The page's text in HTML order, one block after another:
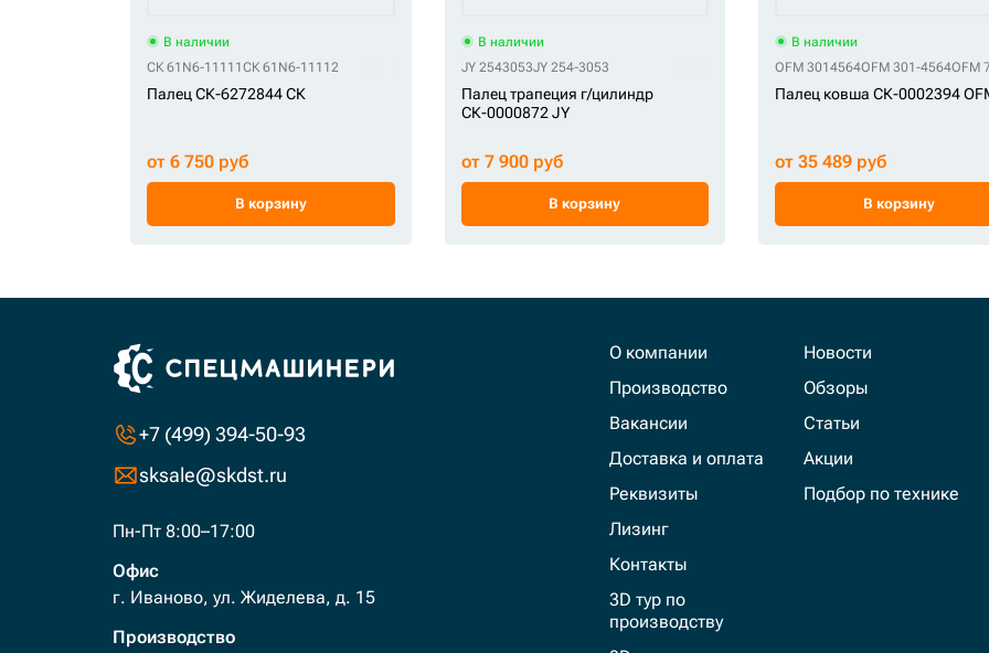
В наличии
СК 61N6-11111 СК 61N6-11112
Палец СК-6272844 СК
от 6 750 руб
В корзину
В наличии
JY 2543053JY 254-3053
Палец трапеция г/цилиндр
СК-0000872 JY
от 7 900 руб
В корзину
В наличии
OFM 3014564OFM 301-4564OFM
Палец ковша СК-0002394
от 35 489 руб
В корзину
+7 (499) 394-50-93
sksale@skdst.ru
Пн-Пт 8:00–17:00
Офис
г. Иваново, ул. Жиделева, д. 15
Производство
О компании
Производство
Вакансии
Доставка и оплата
Реквизиты
Лизинг
Контакты
3D тур по
производству
Новости
Обзоры
Статьи
Акции
Подбор по технике